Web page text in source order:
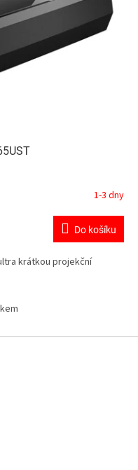
1-3 dny
Do košíku
krátkou projekční